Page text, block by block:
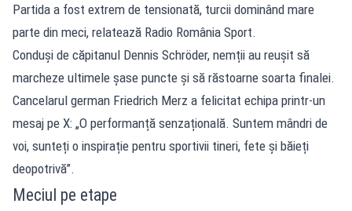
Partida a fost extrem de tensionată, turcii dominând mare
parte din meci, relatează Radio România Sport.
Conduși de căpitanul Dennis Schröder, nemții au reușit să
marcheze ultimele șase puncte și să răstoarne soarta finalei.
Cancelarul german Friedrich Merz a felicitat echipa printr-un
mesaj pe X: „O performanță senzațională. Suntem mândri de
voi, sunteți o inspirație pentru sportivii tineri, fete și băieți
deopotrivă”.
Meciul pe etape